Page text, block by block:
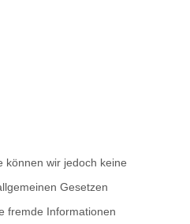
können wir jedoch keine
Gesetzen
fremde Informationen